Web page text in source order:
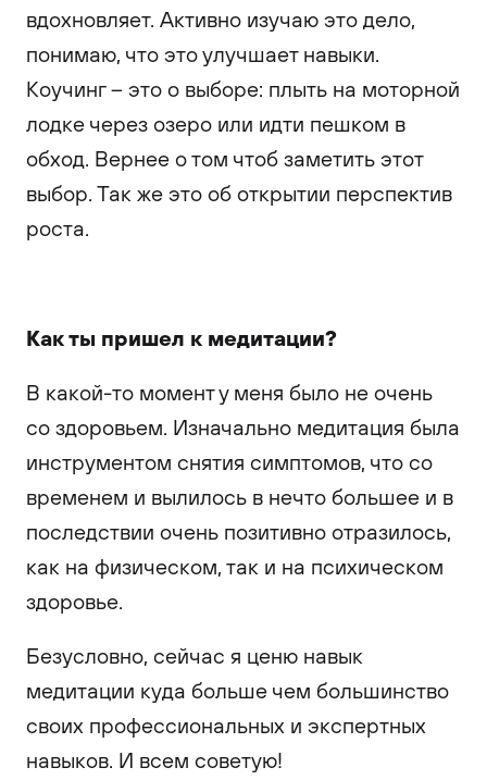
вдохновляет. Активно изучаю это дело,
понимаю, что это улучшает навыки.
Коучинг – это о выборе: плыть на моторной
лодке через озеро или идти пешком в
обход. Вернее о том чтоб заметить этот
выбор. Так же это об открытии перспектив
роста.
Как ты пришел к медитации?
В какой-то момент у меня было не очень
со здоровьем. Изначально медитация была
инструментом снятия симптомов, что со
временем и вылилось в нечто большее и в
последствии очень позитивно отразилось,
как на физическом, так и на психическом
здоровье.
Безусловно, сейчас я ценю навык
медитации куда больше чем большинство
своих профессиональных и экспертных
навыков. И всем советую!